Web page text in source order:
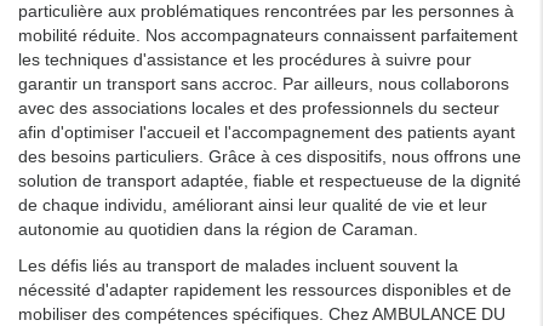
particulière aux problématiques rencontrées par les personnes à
mobilité réduite. Nos accompagnateurs connaissent parfaitement
les techniques d'assistance et les procédures à suivre pour
garantir un transport sans accroc. Par ailleurs, nous collaborons
avec des associations locales et des professionnels du secteur
afin d'optimiser l'accueil et l'accompagnement des patients ayant
des besoins particuliers. Grâce à ces dispositifs, nous offrons une
solution de transport adaptée, fiable et respectueuse de la dignité
de chaque individu, améliorant ainsi leur qualité de vie et leur
autonomie au quotidien dans la région de Caraman.
Les défis liés au transport de malades incluent souvent la
nécessité d'adapter rapidement les ressources disponibles et de
mobiliser des compétences spécifiques. Chez AMBULANCE DU